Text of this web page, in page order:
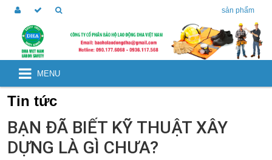
sản phẩm
MENU
Tin tức
BẠN ĐÃ BIẾT KỸ THUẬT XÂY
DỰNG LÀ GÌ CHƯA?